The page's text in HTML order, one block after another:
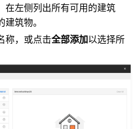
在左侧列出所有可用的建筑
筑物。
称，或点击全部添加以选择所